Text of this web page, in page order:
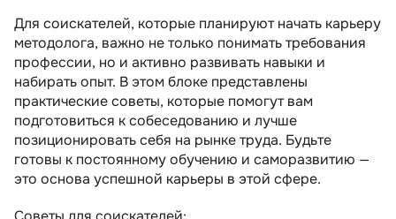
Для соискателей, которые планируют начать карьеру
методолога, важно не только понимать требования
профессии, но и активно развивать навыки и
набирать опыт. В этом блоке представлены
практические советы, которые помогут вам
подготовиться к собеседованию и лучше
позиционировать себя на рынке труда. Будьте
готовы к постоянному обучению и саморазвитию —
это основа успешной карьеры в этой сфере.